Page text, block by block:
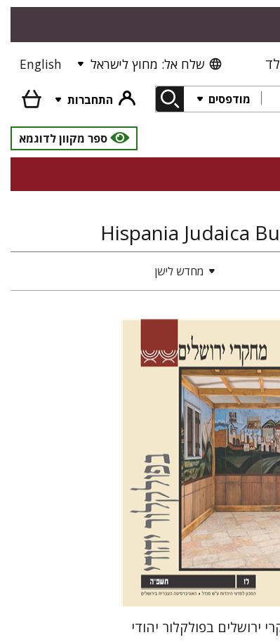
שלח אל: מחוץ לישראל English
מודפסים
התחברות
ספר מקוון לדוגמא
מחדש לישן
שלום צבר גלית חזן-רוקם
הנחת אתר ספר מודפס
$35
$32
ירושלים בפולקלור יהודי